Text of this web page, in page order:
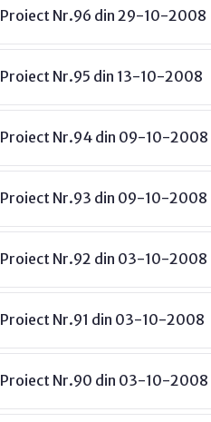
Proiect Nr.96 din 29-10-2008
Proiect Nr.95 din 13-10-2008
Proiect Nr.94 din 09-10-2008
Proiect Nr.93 din 09-10-2008
Proiect Nr.92 din 03-10-2008
Proiect Nr.91 din 03-10-2008
Proiect Nr.90 din 03-10-2008